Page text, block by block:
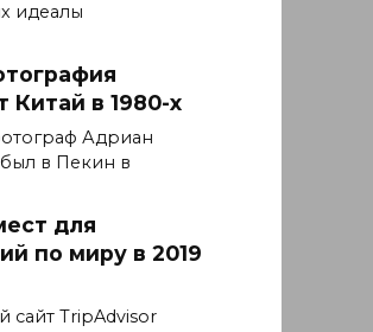
идеалы
Китай в 1980-х
Адриан
в Пекин в
для
по миру в 2019
сайт TripAdvisor